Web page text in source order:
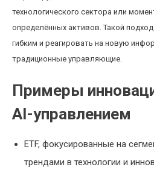
технологического сектора или
определённых активов. Такой
гибким и реагировать на новую
традиционные управляющие.
Примеры
AI-управлением
ETF, фокусированные на
трендами в технологии и